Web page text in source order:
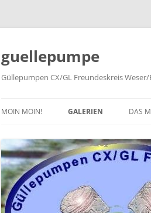
Zum
springen
guellepumpe
Güllepumpen CX/GL Freundeskreis Weser/
MOIN MOIN! GALERIEN
2025
2024
2023
DAS